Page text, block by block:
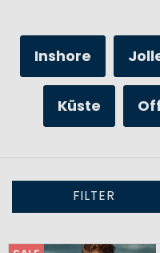
Inshore
Küste
FILTER